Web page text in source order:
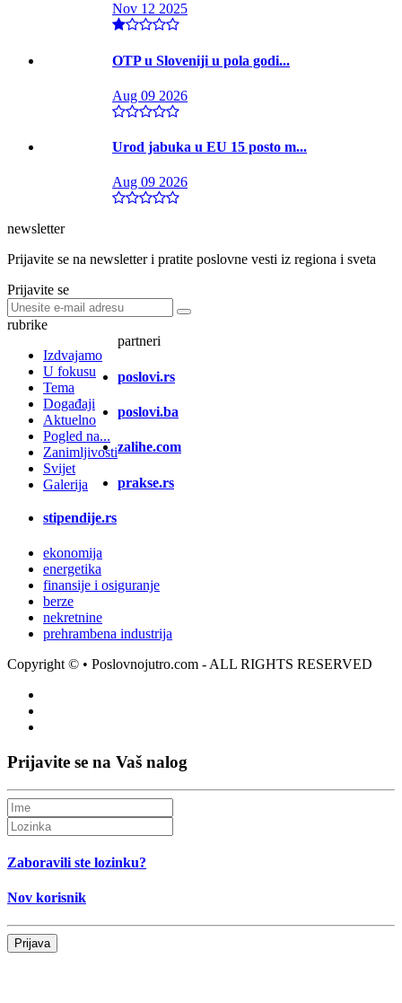
Nov 12 2025
OTP u Sloveniji u pola godi...
Aug 09 2026
Urod jabuka u EU 15 posto m...
Aug 09 2026
newsletter
Prijavite se na newsletter i pratite poslovne vesti iz regiona i sveta
Prijavite se
rubrike
Izdvajamo
U fokusu
Tema
Događaji
Aktuelno
Pogled na...
Zanimljivosti
Svijet
Galerija
partneri
poslovi.rs
poslovi.ba
zalihe.com
prakse.rs
stipendije.rs
ekonomija
energetika
finansije i osiguranje
berze
nekretnine
prehrambena industrija
Copyright © • Poslovnojutro.com - ALL RIGHTS RESERVED
Prijavite se na Vaš nalog
Zaboravili ste lozinku?
Nov korisnik